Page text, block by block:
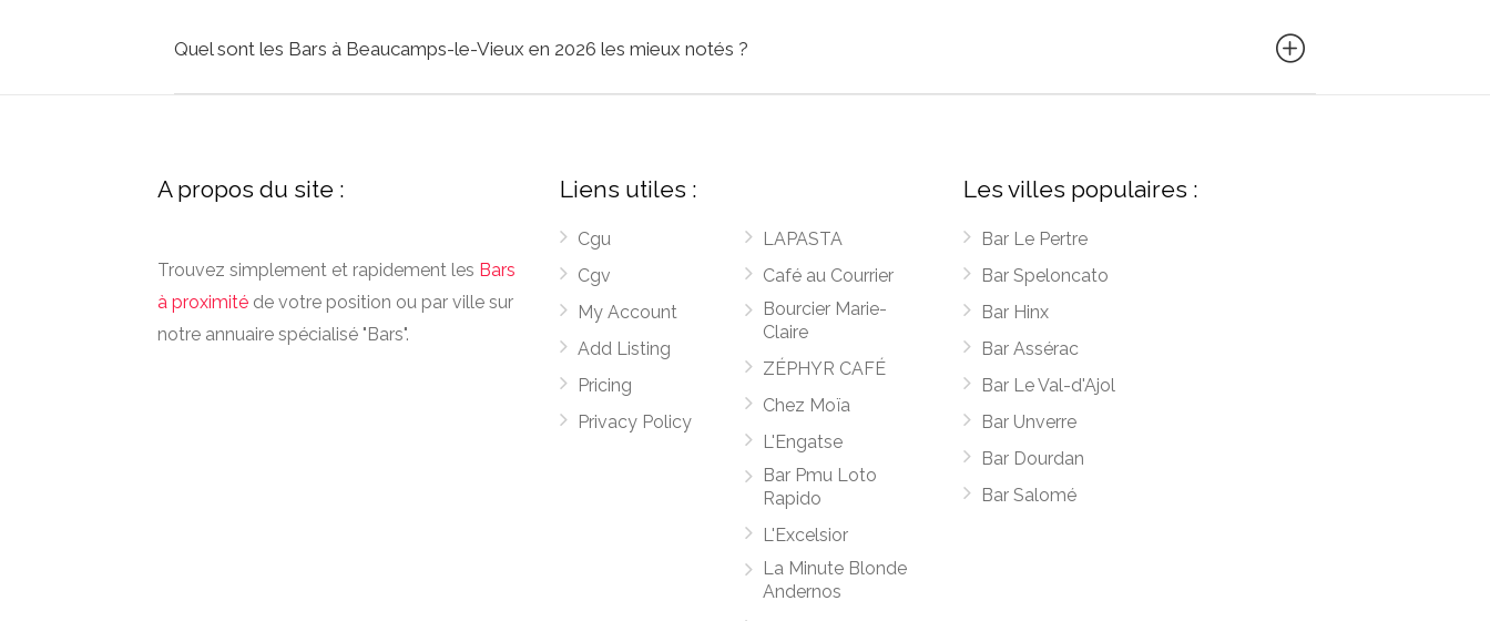
Quel sont les Bars à Beaucamps-le-Vieux en 2026 les mieux notés ?
A propos du site :
Trouvez simplement et rapidement les Bars
à proximité de votre position ou par ville sur
notre annuaire spécialisé "Bars".
Liens utiles :
Cgu
Cgv
My Account
Add Listing
Pricing
Privacy Policy
LAPASTA
Café au Courrier
Bourcier Marie-
Claire
ZÉPHYR CAFÉ
Chez Moïa
L'Engatse
Bar Pmu Loto
Rapido
L'Excelsior
La Minute Blonde
Andernos
Les villes populaires :
Bar Le Pertre
Bar Speloncato
Bar Hinx
Bar Assérac
Bar Le Val-d'Ajol
Bar Unverre
Bar Dourdan
Bar Salomé